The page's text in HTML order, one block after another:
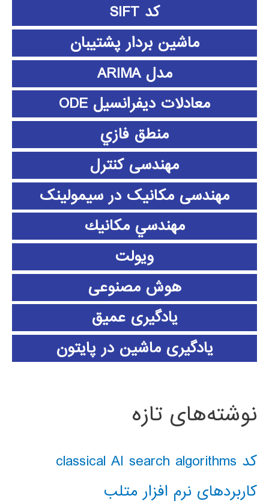
کد SIFT
ماشین بردار پشتیبان
مدل ARIMA
معادلات دیفرانسیل ODE
منطق فازي
مهندسی کنترل
مهندسی مکانیک در سیمولینک
مهندسي مكانيك
ویولت
هوش مصنوعی
یادگیری عمیق
یادگیری ماشین در پایتون
نوشته‌های تازه
کد classical AI search algorithms
کاربردهای نرم افزار متلب